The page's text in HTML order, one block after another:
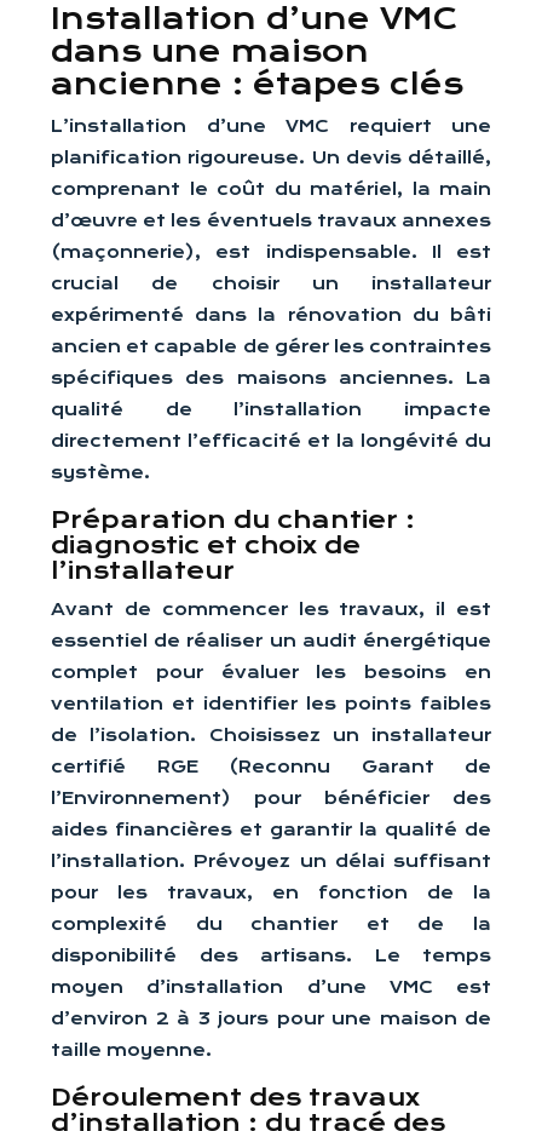
Installation d’une VMC
dans une maison
ancienne : étapes clés
L’installation d’une VMC requiert une
planification rigoureuse. Un devis détaillé,
comprenant le coût du matériel, la main
d’œuvre et les éventuels travaux annexes
(maçonnerie), est indispensable. Il est
crucial de choisir un installateur
expérimenté dans la rénovation du bâti
ancien et capable de gérer les contraintes
spécifiques des maisons anciennes. La
qualité de l’installation impacte
directement l’efficacité et la longévité du
système.
Préparation du chantier :
diagnostic et choix de
l’installateur
Avant de commencer les travaux, il est
essentiel de réaliser un audit énergétique
complet pour évaluer les besoins en
ventilation et identifier les points faibles
de l’isolation. Choisissez un installateur
certifié RGE (Reconnu Garant de
l’Environnement) pour bénéficier des
aides financières et garantir la qualité de
l’installation. Prévoyez un délai suffisant
pour les travaux, en fonction de la
complexité du chantier et de la
disponibilité des artisans. Le temps
moyen d’installation d’une VMC est
d’environ 2 à 3 jours pour une maison de
taille moyenne.
Déroulement des travaux
d’installation : du tracé des